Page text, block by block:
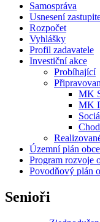
Samospráva
Usnesení
Rozpočet
Vyhlášky
Profil zadavatele
Investiční akce
Probíhající
MK
MK
Územní plán
Program rozvoje
Povodňový plán
Senioři